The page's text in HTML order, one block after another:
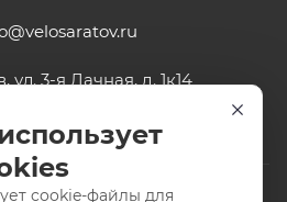
ул. 3-я Дачная, д. 1к14
cookie-файлы для